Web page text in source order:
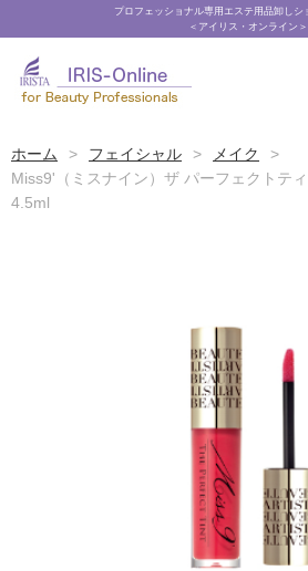
プロフェッショナル専用エステ用品卸しシ
＜アイリス・オンライン＞
ホーム フェイシャル
メイク
Miss9'（ミスナイン）ザ パーフェクトテ
4.5ml